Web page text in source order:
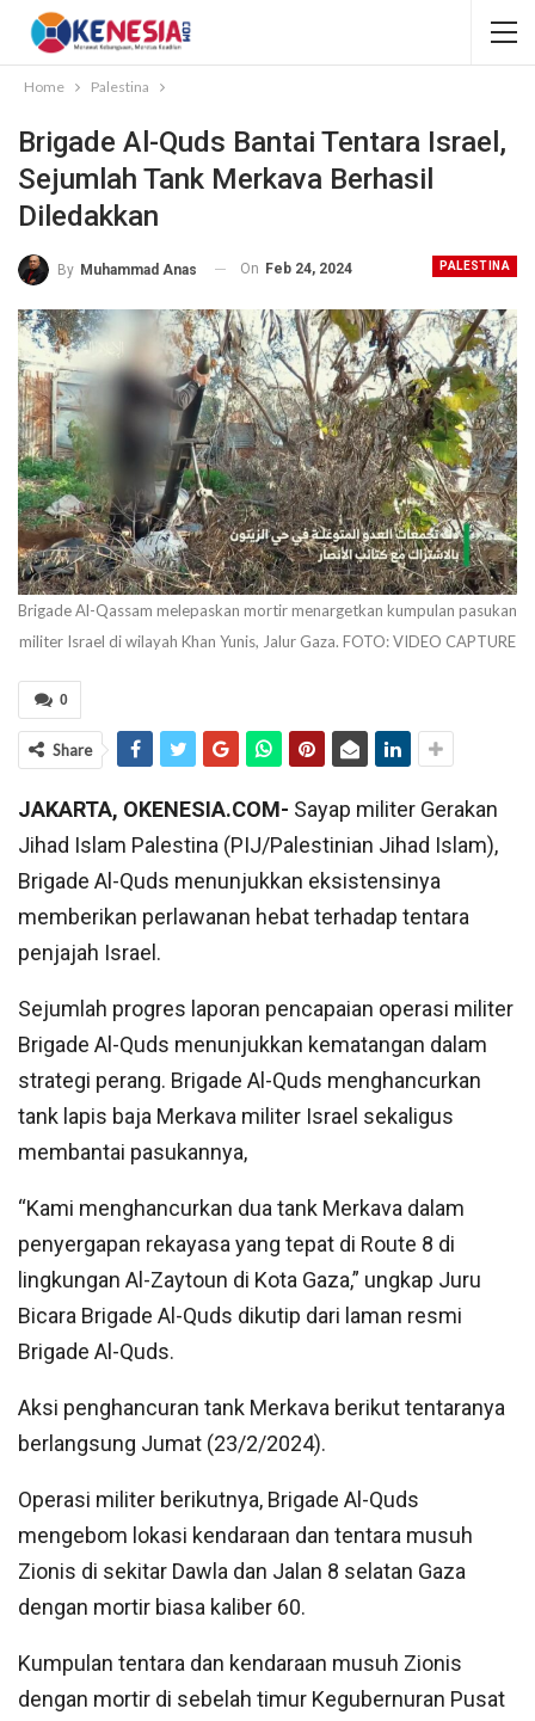
Home Palestina
Brigade Al-Quds Bantai Tentara Israel,
Sejumlah Tank Merkava Berhasil
Diledakkan
PALESTINA
By Muhammad Anas On Feb 24, 2024
Brigade Al-Qassam melepaskan mortir menargetkan kumpulan pasukan
militer Israel di wilayah Khan Yunis, Jalur Gaza. FOTO: VIDEO CAPTURE
0
Share
JAKARTA, OKENESIA.COM- Sayap militer Gerakan
Jihad Islam Palestina (PIJ/Palestinian Jihad Islam),
Brigade Al-Quds menunjukkan eksistensinya
memberikan perlawanan hebat terhadap tentara
penjajah Israel.
Sejumlah progres laporan pencapaian operasi militer
Brigade Al-Quds menunjukkan kematangan dalam
strategi perang. Brigade Al-Quds menghancurkan
tank lapis baja Merkava militer Israel sekaligus
membantai pasukannya,
“Kami menghancurkan dua tank Merkava dalam
penyergapan rekayasa yang tepat di Route 8 di
lingkungan Al-Zaytoun di Kota Gaza,” ungkap Juru
Bicara Brigade Al-Quds dikutip dari laman resmi
Brigade Al-Quds.
Aksi penghancuran tank Merkava berikut tentaranya
berlangsung Jumat (23/2/2024).
Operasi militer berikutnya, Brigade Al-Quds
mengebom lokasi kendaraan dan tentara musuh
Zionis di sekitar Dawla dan Jalan 8 selatan Gaza
dengan mortir biasa kaliber 60.
Kumpulan tentara dan kendaraan musuh Zionis
dengan mortir di sebelah timur Kegubernuran Pusat